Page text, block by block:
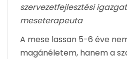
szervezetfejlesztési
meseterapeuta
A mese lassan 5-6 éve
magánéletem, hanem a